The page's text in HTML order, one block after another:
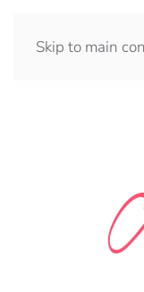
Skip to main